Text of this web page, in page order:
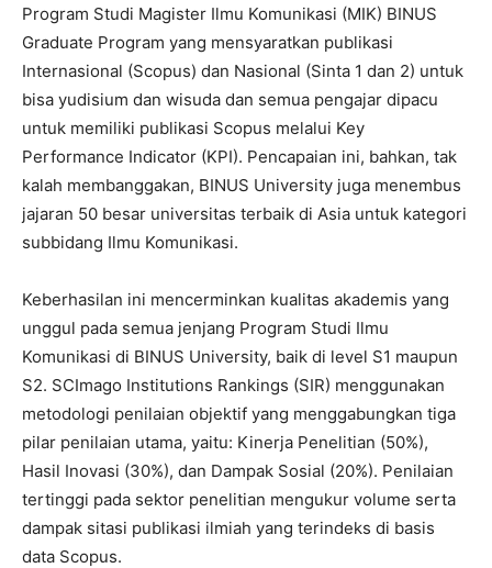
Program Studi Magister Ilmu Komunikasi (MIK) BINUS
Graduate Program yang mensyaratkan publikasi
Internasional (Scopus) dan Nasional (Sinta 1 dan 2) untuk
bisa yudisium dan wisuda dan semua pengajar dipacu
untuk memiliki publikasi Scopus melalui Key
Performance Indicator (KPI). Pencapaian ini, bahkan, tak
kalah membanggakan, BINUS University juga menembus
jajaran 50 besar universitas terbaik di Asia untuk kategori
subbidang Ilmu Komunikasi.
Keberhasilan ini mencerminkan kualitas akademis yang
unggul pada semua jenjang Program Studi Ilmu
Komunikasi di BINUS University, baik di level S1 maupun
S2. SCImago Institutions Rankings (SIR) menggunakan
metodologi penilaian objektif yang menggabungkan tiga
pilar penilaian utama, yaitu: Kinerja Penelitian (50%),
Hasil Inovasi (30%), dan Dampak Sosial (20%). Penilaian
tertinggi pada sektor penelitian mengukur volume serta
dampak sitasi publikasi ilmiah yang terindeks di basis
data Scopus.